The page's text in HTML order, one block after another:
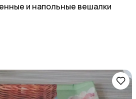
и напольные вешалки